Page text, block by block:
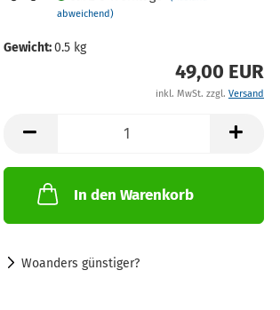
abweichend)
Gewicht:0.5kg
49,00 EUR
inkl. MwSt. zzgl. Versand
In den Warenkorb
Woanders günstiger?